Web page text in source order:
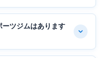
ツジムはあります